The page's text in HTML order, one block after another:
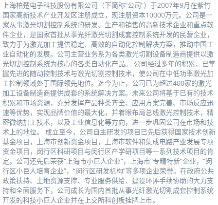
上海柏楚电子科技股份有限公司（下简称“公司”）于2007年9月在紫竹
国家高新技术产业开发区注册成立，现注册资本10000万元。公司是一
家从事激光切割控制系统的研发、生产和销售的高新技术企业和重点软
件企业，是国家首批从事光纤激光切割成套控制系统开发的民营企业，
致力于为激光加工提供稳定、高效的自动化控制解决方案，推动中国工
业自动化的发展。公司主营业务系为各类激光切割设备制造商提供以激
光切割控制系统为核心的各类自动化产品。公司经过多年的积累，已掌
握先进的随动控制技术与激光切割控制技术，使公司在中低功率激光加
工控制领域处于国际领先地位。迄今为止，公司已为超过400家的激光
加工设备制造商提供成套的系统解决方案。未来公司将基于已有的技术
积累和市场资源，充分发挥产品种类齐全、应用方案完善、市场反应迅
速等优势，实现品牌价值的最大化，并着眼布局总线激光控制技术，精
密微纳加工技术，以及工业信息化等方向，进一步巩固公司在市场和技
术上的地位。成立至今，公司自主研发的项目已先后获得国家技术创新
基金项目，上海市创新资金项目，上海市软件和集成电路产业发展专项
资金项目，闵行区科研项目与闵行区产学研项目等一系列技术项目的肯
定。公司还先后荣获“上海市小巨人企业”，上海市“专精特新”企业，“闵
行区小巨人培育企业”，“闵行区研发机构”等多项企业荣誉。在政府公共
政策扶持、土地资源支撑、专业服务供给、建设环评手续协助的大力支
持和全面服务下，公司成长为国内首批从事光纤激光切割成套控制系统
开发的科技小巨人企业并在上交所科创板挂牌上市。